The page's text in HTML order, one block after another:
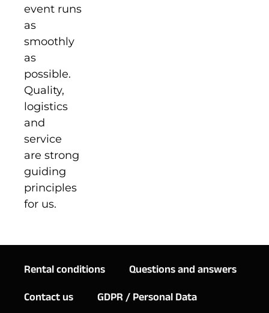
event runs
as
smoothly
as
possible.
Quality,
logistics
and
service
are strong
guiding
principles
for us.
Rental conditions
Questions and answers
Contact us
GDPR / Personal Data